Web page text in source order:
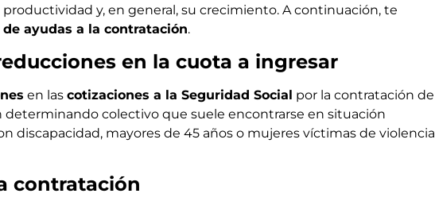
y, en general, su crecimiento. A continuación, te
ayudas a la contratación.
en la cuota a ingresar
en las cotizaciones a la Seguridad Social por la contratación de
determinando colectivo que suele encontrarse en situación
discapacidad, mayores de 45 años o mujeres víctimas de violencia
contratación